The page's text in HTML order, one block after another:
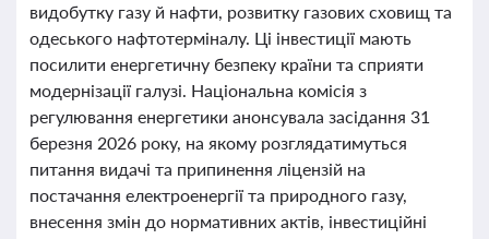
видобутку газу й нафти, розвитку газових сховищ та
одеського нафтотерміналу. Ці інвестиції мають
посилити енергетичну безпеку країни та сприяти
модернізації галузі. Національна комісія з
регулювання енергетики анонсувала засідання 31
березня 2026 року, на якому розглядатимуться
питання видачі та припинення ліцензій на
постачання електроенергії та природного газу,
внесення змін до нормативних актів, інвестиційні